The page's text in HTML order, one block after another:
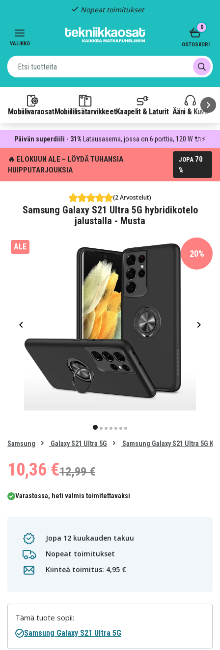
Kiinteä toimitus: 4,95 €
VALIKKO
MobiilivaraosatMobiililisätarvikkeetKaapelit & Laturit Ääni & Kuva
0
OSTOSKORI
Päivän superdiili - 31% Latausasema, jossa on 6 porttia, 120 W 🔌⚡
🔥 ELOKUUN ALE – LÖYDÄ TUHANSIA
HUIPPUTARJOUKSIA
JOPA 70
%
(2 Arvostelut)
Samsung Galaxy S21 Ultra 5G hybridikotelo
jalustalla - Musta
ALE
item
012 3 56
of
Samsung Galaxy S21 Ultra 5G Samsung Galaxy S21 Ultra 5G
20%
10,36 €12,99 €
Varastossa, heti valmis toimitettavaksi
Jopa 12 kuukauden takuu
Nopeat toimitukset
Kiinteä toimitus: 4,95 €
Tämä tuote sopii:
Samsung Galaxy S21 Ultra 5G